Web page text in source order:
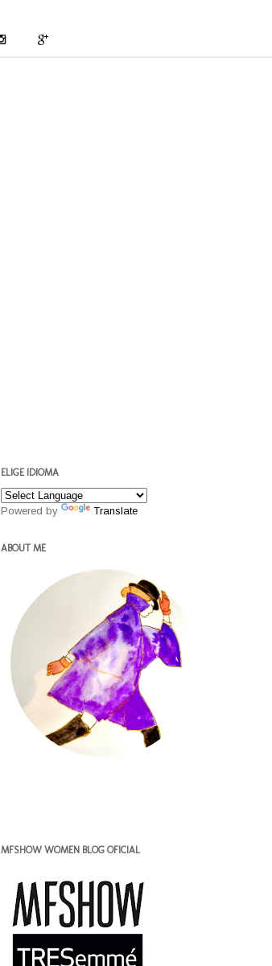
ELIGE IDIOMA
Powered by Translate
ABOUT ME
MFSHOW WOMEN BLOG OFICIAL